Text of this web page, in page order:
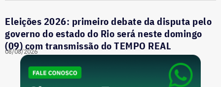
Eleições 2026: primeiro debate da disputa pelo
governo do estado do Rio será neste domingo
(09) com transmissão do TEMPO REAL
08/08/2026